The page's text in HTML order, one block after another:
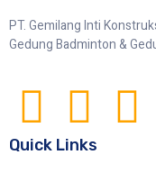
PT. Gemilang Inti
Gedung Badminton &
Quick Links